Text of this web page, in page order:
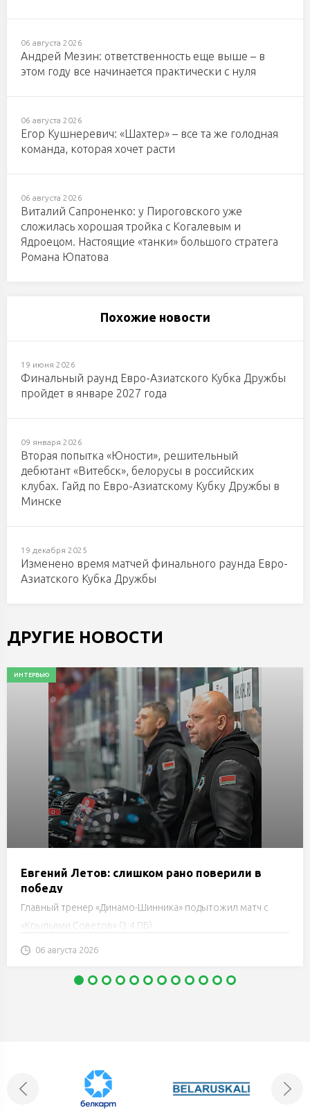
06 августа 2026
Андрей Мезин: ответственность еще выше – в
этом году все начинается практически с нуля
06 августа 2026
Егор Кушнеревич: «Шахтер» – все та же голодная
команда, которая хочет расти
06 августа 2026
Виталий Сапроненко: у Пироговского уже
сложилась хорошая тройка с Когалевым и
Ядроецом. Настоящие «танки» большого стратега
Романа Юпатова
Похожие новости
19 июня 2026
Финальный раунд Евро-Азиатского Кубка Дружбы
пройдет в январе 2027 года
09 января 2026
Вторая попытка «Юности», решительный
дебютант «Витебск», белорусы в российских
клубах. Гайд по Евро-Азиатскому Кубку Дружбы в
Минске
19 декабря 2025
Изменено время матчей финального раунда Евро-
Азиатского Кубка Дружбы
ДРУГИЕ НОВОСТИ
ИНТЕРВЬЮ
Евгений Летов: слишком рано поверили в
победу
Главный тренер «Динамо-Шинника» подытожил матч с
«Крыльями Советов» (3:4 ПБ).
06 августа 2026